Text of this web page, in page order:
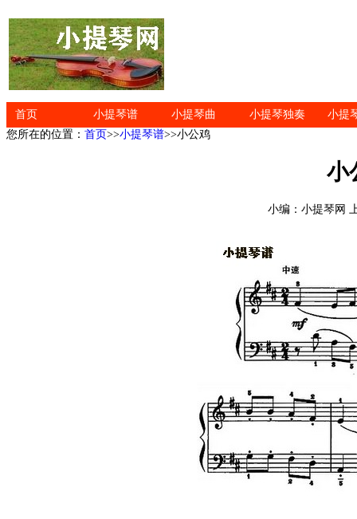
首页 小提琴谱 小提琴曲 小提琴独奏
小提
您所在的位置： 首页>>小提琴谱>>小公鸡
小
小编：小提琴网